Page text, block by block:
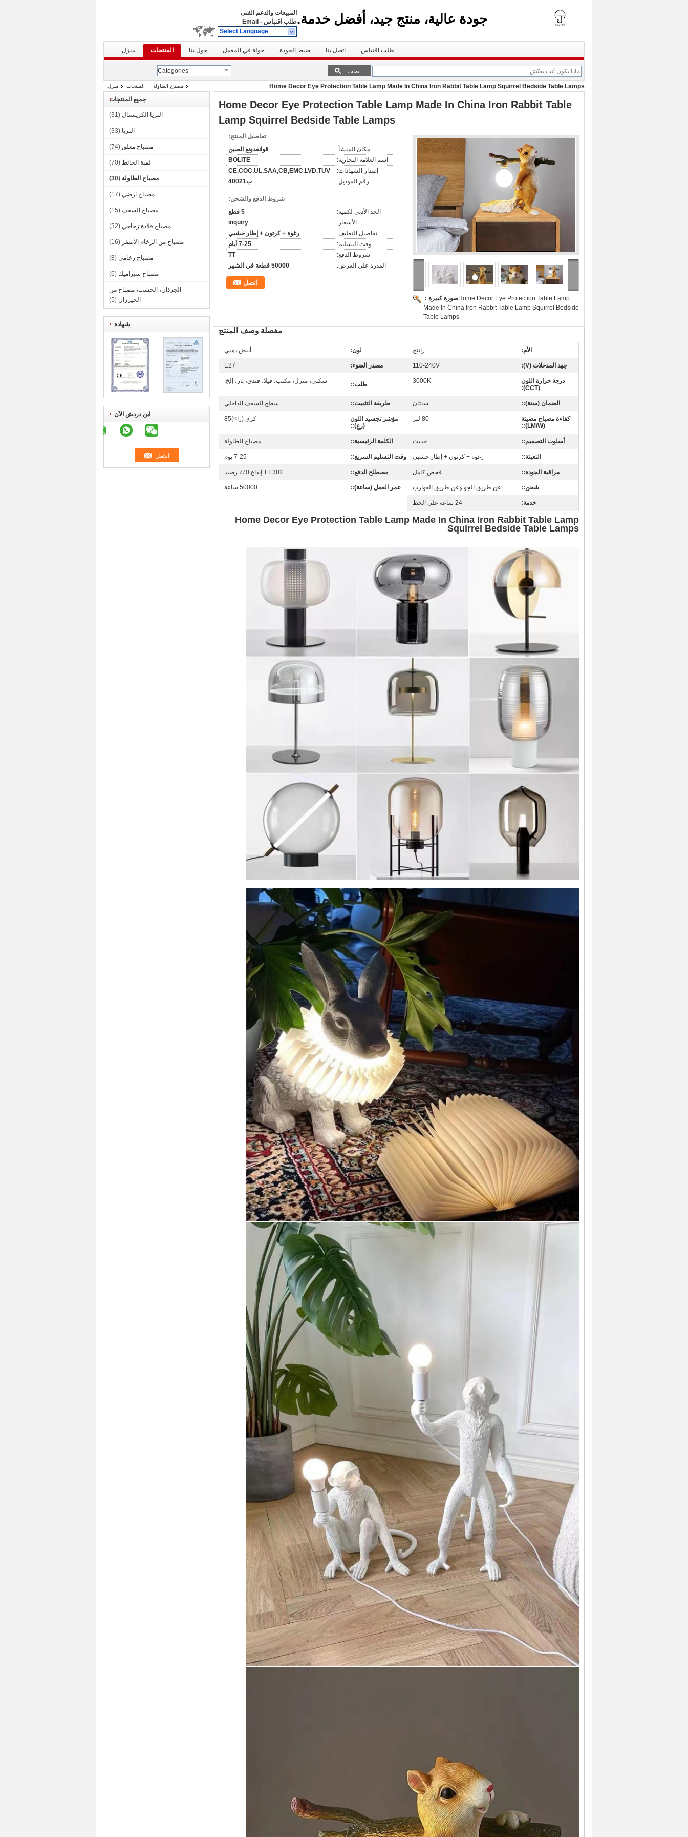
جودة عالية، منتج جيد، أفضل خدمة. المبيعات والدعم الفنى
طلب اقتباس -
Email
Select Language
منزل المنتجات حول بنا جولة في المعمل ضبط الجودة اتصل بنا طلب اقتباس
Categories بحث
منزل المنتجات مصباح الطاولة
Home Decor Eye Protection Table Lamp Made In China Iron Rabbit Table Lamp Squirrel Bedside Table Lamps
جميع المنتجات
الثريا الكريستال (31)
الثريا (33)
مصباح معلق (74)
لمبة الحائط (70)
مصباح الطاولة (30)
مصباح ارضي (17)
مصباح السقف (15)
مصباح قلادة زجاجي (32)
مصباح من الرخام الأصفر (16)
مصباح رخامي (8)
مصباح سيراميك (6)
الجرذان، الخشب، مصباح من
الخيزران (5)
شهادة
ابن دردش الآن
Home Decor Eye Protection Table Lamp Made In China Iron Rabbit Table
Lamp Squirrel Bedside Table Lamps
صورة كبيرة :Home Decor Eye Protection Table Lamp
Made In China Iron Rabbit Table Lamp Squirrel Bedside
Table Lamps
تفاصيل المنتج:
مكان المنشأ:
قوانغدونغ الصين
اسم العلامة التجارية:
BOLITE
إصدار الشهادات:
CE,COC,UL,SAA,CB,EMC,LVD,TUV
رقم الموديل:
ب40021
شروط الدفع والشحن:
الحد الأدنى لكمية:
5 قطع
الأسعار:
inquiry
تفاصيل التغليف:
رغوة + كرتون + إطار خشبي
وقت التسليم:
7-25 أيام
شروط الدفع:
TT
القدرة على العرض:
50000 قطعة في الشهر
اتصل
مفصلة وصف المنتج
الأم: راتنج لون: أبيض.ذهبي
جهد المدخلات (V): 110-240V مصدر الضوء: E27
درجة حرارة اللون
(CCT):
3000K طلب:: سكني، منزل، مكتب، فيلا، فندق، بار، إلخ.
الضمان (سنة):: سنتان طريقة التثبيت:: سطح السقف الداخلي
كفاءة مصباح مضيئة
(LM/W)::
80 لتر
مؤشر تجسيد اللون
(رع)::
كري (را>)85
أسلوب التصميم:: حديث الكلمة الرئيسية:: مصباح الطاولة
التعبئة:: رغوة + كرتون + إطار خشبي وقت التسليم السريع:: 7-25 يوم
مراقبة الجودة:: فحص كامل مصطلح الدفع:: TT 30٪ إيداع 70٪ رصيد
شحن:: عن طريق الجو وعن طريق القوارب عمر العمل (ساعة):: 50000 ساعة
خدمة: 24 ساعة على الخط
Home Decor Eye Protection Table Lamp Made In China Iron Rabbit Table Lamp
Squirrel Bedside Table Lamps